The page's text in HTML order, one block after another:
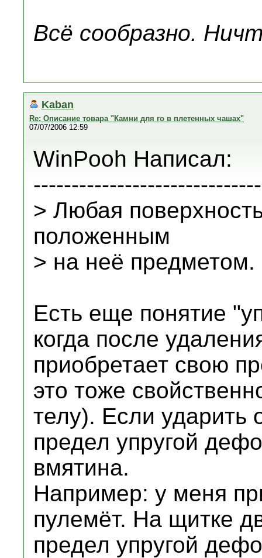
Всё сообразно.
Kaban
Re: Описание товара "Камни для го в плетенных чашах"
07/07/2006 12:59
WinPooh Написал:
> Любая
положенным
> на неё предметом.
Есть еще понятие
когда после
приобретает свою
это тоже
телу). Если ударить
предел упругой
вмятина.
Например: у меня
пулемёт. На щитке
предел упругой